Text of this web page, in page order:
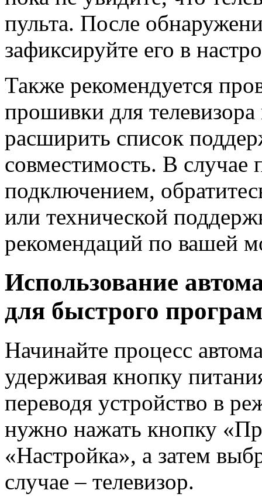
пульта. После
зафиксируйте его в
Также рекомендуется
прошивки для
расширить список
совместимость. В случае
подключением,
или технической
рекомендаций по вашей
Использование
для быстрого
Начинайте процесс
удерживая кнопку
переводя устройство в
нужно нажать кнопку
«Настройка», а затем
случае – телевизор.